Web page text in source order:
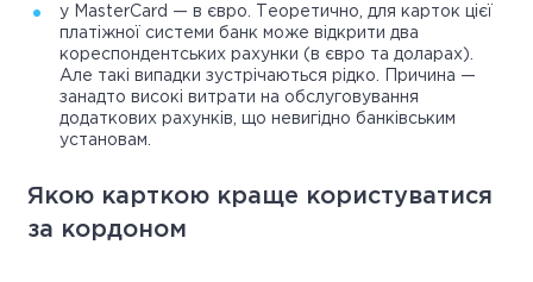
у MasterCard — в євро. Теоретично, для карток цієї
платіжної системи банк може відкрити два
кореспондентських рахунки (в євро та доларах).
Але такі випадки зустрічаються рідко. Причина —
занадто високі витрати на обслуговування
додаткових рахунків, що невигідно банківським
установам.
Якою карткою краще користуватися
за кордоном